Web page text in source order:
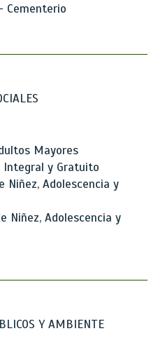
Cementerio
Mayores
Integral y Gratuito
Niñez, Adolescencia y
Niñez, Adolescencia y
Y AMBIENTE